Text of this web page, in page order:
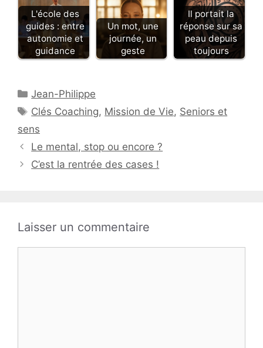
L'école des
guides : entre
autonomie et
guidance
Un mot, une
journée, un
geste
Il portait la
réponse sur sa
peau depuis
toujours
Catégories
Jean-Philippe
Étiquettes
Clés Coaching, Mission de Vie, Seniors et
sens
Le mental, stop ou encore ?
C’est la rentrée des cases !
Laisser un commentaire